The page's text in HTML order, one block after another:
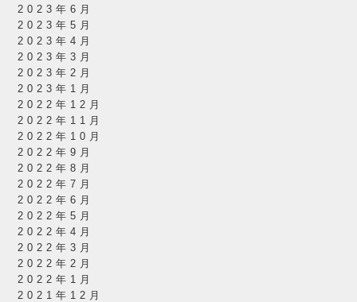
2023年6月
2023年5月
2023年4月
2023年3月
2023年2月
2023年1月
2022年12月
2022年11月
2022年10月
2022年9月
2022年8月
2022年7月
2022年6月
2022年5月
2022年4月
2022年3月
2022年2月
2022年1月
2021年12月